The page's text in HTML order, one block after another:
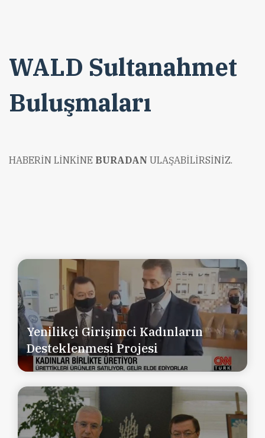
WALD Sultanahmet
Buluşmaları
HABERİN LİNKİNE BURADAN ULAŞABİLİRSİNİZ.
Yenilikçi Girişimci Kadınların
Desteklenmesi Projesi